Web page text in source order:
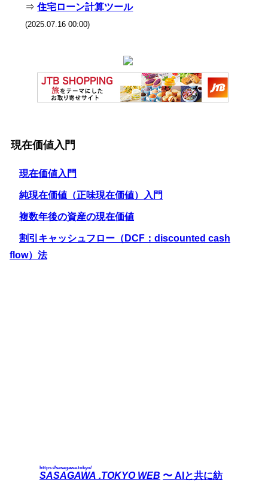
⇒住宅ローン計算ツール
(2025.07.16 00:00)
現在価値入門
現在価値入門
純現在価値（正味現在価値）入門
複数年後の資産の現在価値
割引キャッシュフロー（DCF：discounted cash
flow）法
SASAGAWA .TOKYO WEB
https://sasagawa.tokyo/
〜 AIと共に紡